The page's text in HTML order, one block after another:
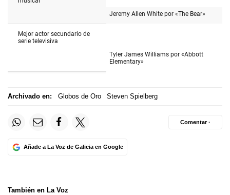
Archivado en: Globos de Oro Steven Spielberg
Añade a La Voz de Galicia en Google
Comentar ·
También en La Voz